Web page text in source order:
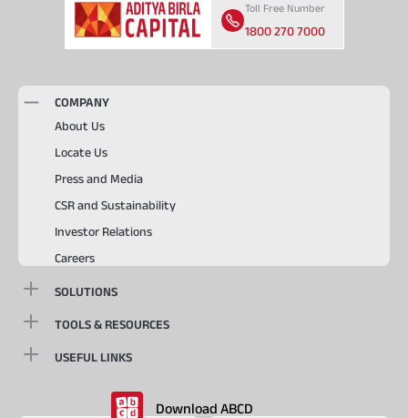
Toll Free Number
1800 270 7000
COMPANY
About Us
Locate Us
Press and Media
CSR and Sustainability
Investor Relations
Careers
SOLUTIONS
TOOLS & RESOURCES
USEFUL LINKS
Download ABCD